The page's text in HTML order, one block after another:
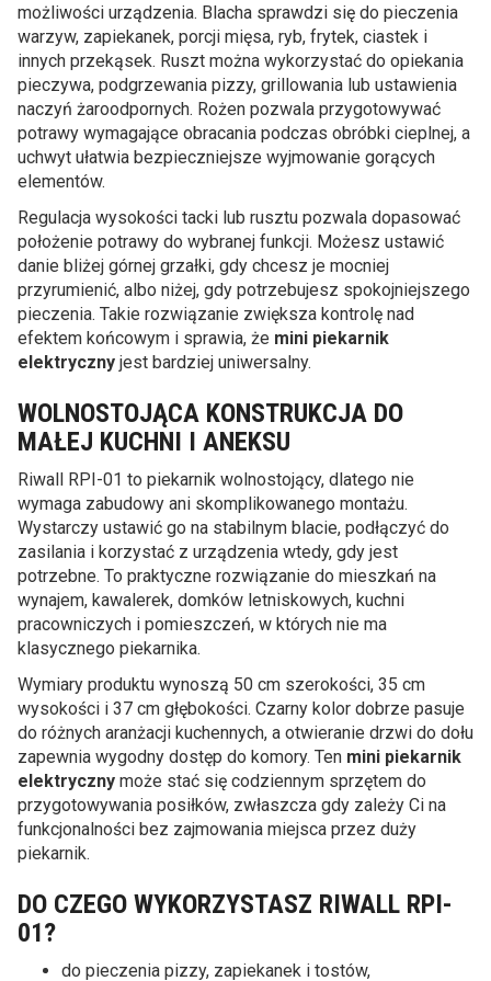
możliwości urządzenia. Blacha sprawdzi się do pieczenia
warzyw, zapiekanek, porcji mięsa, ryb, frytek, ciastek i
innych przekąsek. Ruszt można wykorzystać do opiekania
pieczywa, podgrzewania pizzy, grillowania lub ustawienia
naczyń żaroodpornych. Rożen pozwala przygotowywać
potrawy wymagające obracania podczas obróbki cieplnej, a
uchwyt ułatwia bezpieczniejsze wyjmowanie gorących
elementów.
Regulacja wysokości tacki lub rusztu pozwala dopasować
położenie potrawy do wybranej funkcji. Możesz ustawić
danie bliżej górnej grzałki, gdy chcesz je mocniej
przyrumienić, albo niżej, gdy potrzebujesz spokojniejszego
pieczenia. Takie rozwiązanie zwiększa kontrolę nad
efektem końcowym i sprawia, że mini piekarnik
elektryczny jest bardziej uniwersalny.
WOLNOSTOJĄCA KONSTRUKCJA DO
MAŁEJ KUCHNI I ANEKSU
Riwall RPI-01 to piekarnik wolnostojący, dlatego nie
wymaga zabudowy ani skomplikowanego montażu.
Wystarczy ustawić go na stabilnym blacie, podłączyć do
zasilania i korzystać z urządzenia wtedy, gdy jest
potrzebne. To praktyczne rozwiązanie do mieszkań na
wynajem, kawalerek, domków letniskowych, kuchni
pracowniczych i pomieszczeń, w których nie ma
klasycznego piekarnika.
Wymiary produktu wynoszą 50 cm szerokości, 35 cm
wysokości i 37 cm głębokości. Czarny kolor dobrze pasuje
do różnych aranżacji kuchennych, a otwieranie drzwi do dołu
zapewnia wygodny dostęp do komory. Ten mini piekarnik
elektryczny może stać się codziennym sprzętem do
przygotowywania posiłków, zwłaszcza gdy zależy Ci na
funkcjonalności bez zajmowania miejsca przez duży
piekarnik.
DO CZEGO WYKORZYSTASZ RIWALL RPI-
01?
do pieczenia pizzy, zapiekanek i tostów,